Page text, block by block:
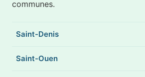
communes.
Saint-Denis
Saint-Ouen